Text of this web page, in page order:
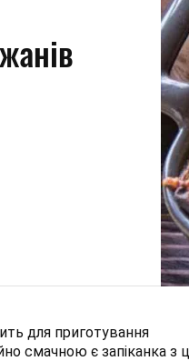
для приготування
смачною є запіканка з